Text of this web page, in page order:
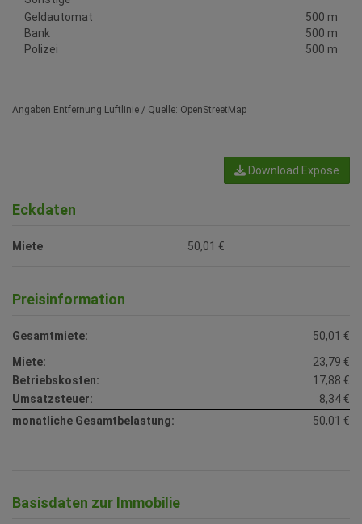
Geldautomat
500 m
Bank
500 m
Polizei
500 m
Angaben Entfernung Luftlinie / Quelle: OpenStreetMap
Download Expose
Eckdaten
Miete 50,01 €
Preisinformation
Gesamtmiete:
50,01 €
Miete:
23,79 €
Betriebskosten:
17,88 €
Umsatzsteuer:
8,34 €
monatliche Gesamtbelastung:
50,01 €
Basisdaten zur Immobilie